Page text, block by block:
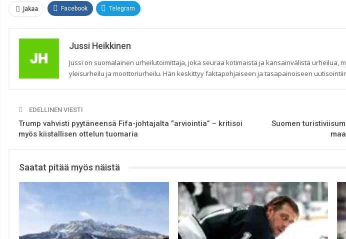
Jakaa Facebook Telegram
Jussi Heikkinen
Jussi on suomalainen urheilutoimittaja, joka seuraa kotimaista ja kansainvälistä urheilua,
yleisurheilu ja moottoriurheilu. Hän keskittyy faktapohjaiseen ja tasapainoiseen
EDELLINEN VIESTI
Trump vahvisti pyytäneensä Fifa-johtajalta ”arviointia” – kritisoi
myös kiistallisen ottelun tuomaria
Suomen
Saatat pitää myös näistä